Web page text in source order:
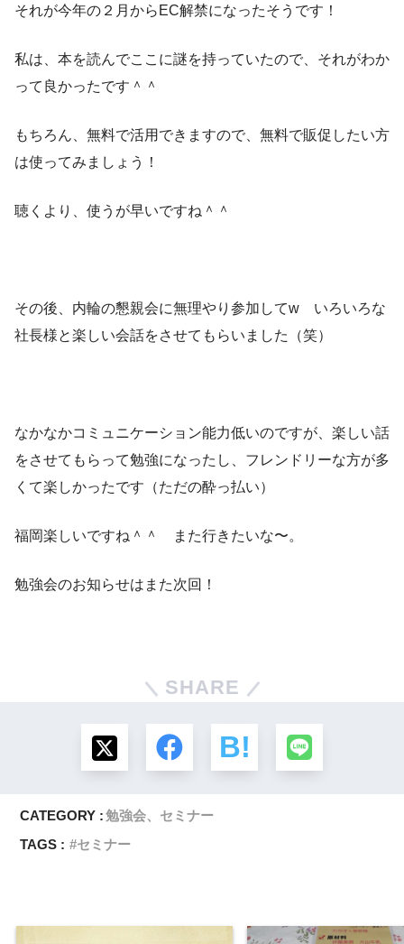
それが今年の２月からEC解禁になったそうです！
私は、本を読んでここに謎を持っていたので、それがわか
って良かったです＾＾
もちろん、無料で活用できますので、無料で販促したい方
は使ってみましょう！
聴くより、使うが早いですね＾＾
その後、内輪の懇親会に無理やり参加してw いろいろな
社長様と楽しい会話をさせてもらいました（笑）
なかなかコミュニケーション能力低いのですが、楽しい話
をさせてもらって勉強になったし、フレンドリーな方が多
くて楽しかったです（ただの酔っ払い）
福岡楽しいですね＾＾ また行きたいな〜。
勉強会のお知らせはまた次回！
SHARE
CATEGORY :勉強会、セミナー
TAGS :
セミナー